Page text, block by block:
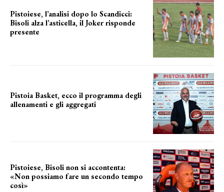
Pistoiese, l’analisi dopo lo Scandicci:
Bisoli alza l’asticella, il Joker risponde
presente
Pistoia Basket, ecco il programma degli
allenamenti e gli aggregati
Pistoiese, Bisoli non si accontenta:
«Non possiamo fare un secondo tempo
così»